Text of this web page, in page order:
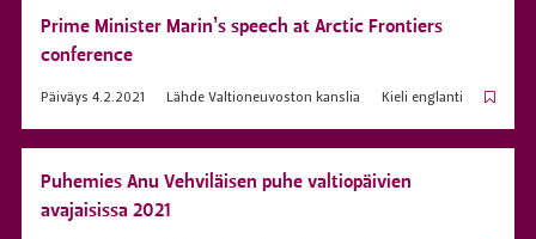
Prime Minister Marin’s speech at Arctic Frontiers
conference
Päiväys 4.2.2021 LähdeValtioneuvoston kanslia Kieli englanti
Puhemies Anu Vehviläisen puhe valtiopäivien
avajaisissa 2021